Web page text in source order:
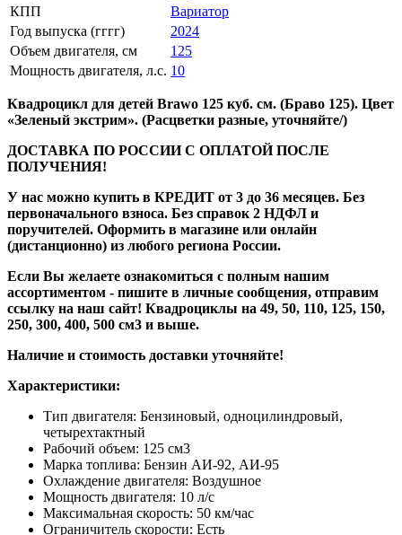
КПП
Вариатор
Год выпуска (гггг)
2024
Объем двигателя, см
125
Мощность двигателя, л.с. 10
Квадроцикл для детей Brawo 125 куб. см. (Браво 125). Цвет
«Зеленый экстрим». (Расцветки разные, уточняйте/)
ДОСТАВКА ПО РОССИИ С ОПЛАТОЙ ПОСЛЕ
ПОЛУЧЕНИЯ!
У нас можно купить в КРЕДИТ от 3 до 36 месяцев. Без
первоначального взноса. Без справок 2 НДФЛ и
поручителей. Оформить в магазине или онлайн
(дистанционно) из любого региона России.
Если Вы желаете ознакомиться с полным нашим
ассортиментом - пишите в личные сообщения, отправим
ссылку на наш сайт! Квадроциклы на 49, 50, 110, 125, 150,
250, 300, 400, 500 см3 и выше.
Наличие и стоимость доставки уточняйте!
Характеристики:
Тип двигателя: Бензиновый, одноцилиндровый,
четырехтактный
Рабочий объем: 125 см3
Марка топлива: Бензин АИ-92, АИ-95
Охлаждение двигателя: Воздушное
Мощность двигателя: 10 л/с
Максимальная скорость: 50 км/час
Ограничитель скорости: Есть